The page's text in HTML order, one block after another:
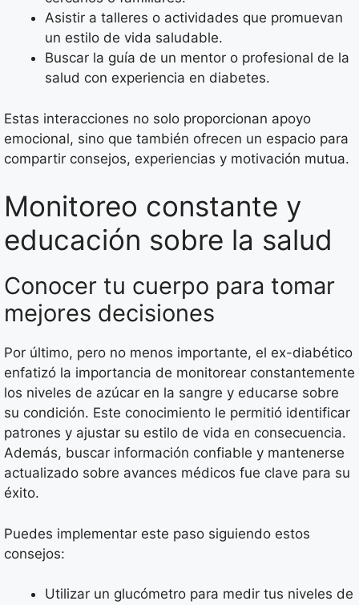
Asistir a talleres o actividades que promuevan
un estilo de vida saludable.
Buscar la guía de un mentor o profesional de la
salud con experiencia en diabetes.
Estas interacciones no solo proporcionan apoyo
emocional, sino que también ofrecen un espacio para
compartir consejos, experiencias y motivación mutua.
Monitoreo constante y
educación sobre la salud
Conocer tu cuerpo para tomar
mejores decisiones
Por último, pero no menos importante, el ex-diabético
enfatizó la importancia de monitorear constantemente
los niveles de azúcar en la sangre y educarse sobre
su condición. Este conocimiento le permitió identificar
patrones y ajustar su estilo de vida en consecuencia.
Además, buscar información confiable y mantenerse
actualizado sobre avances médicos fue clave para su
éxito.
Puedes implementar este paso siguiendo estos
consejos:
Utilizar un glucómetro para medir tus niveles de